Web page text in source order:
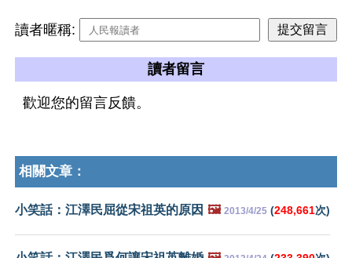
讀者暱稱:
讀者留言
歡迎您的留言反饋。
相關文章：
小笑話：江澤民屈從宋祖英的原因 🖼️ 2013/4/25 (248,661次)